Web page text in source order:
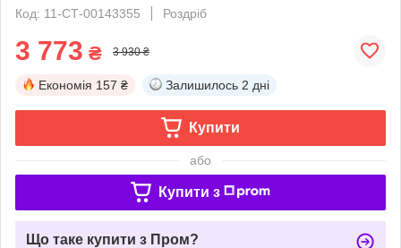
Код: 11-СТ-00143355
Роздріб
3 773 ₴ 3 930 ₴
Економія 157 ₴ Залишилось 2 дні
Купити
або
Купити з
Що таке купити з Пром?